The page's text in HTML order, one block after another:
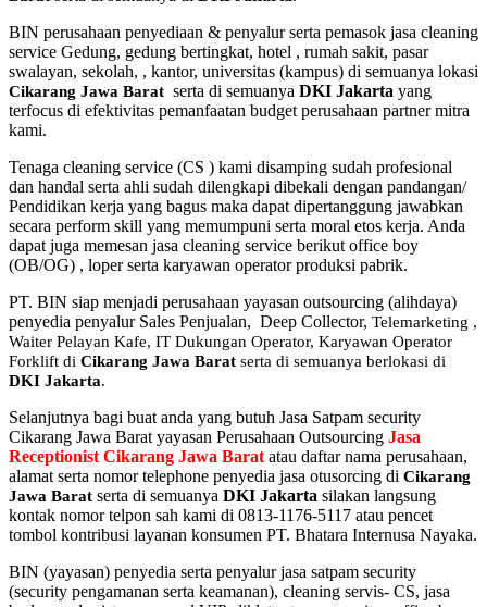
BIN perusahaan penyediaan & penyalur serta pemasok jasa cleaning
service Gedung, gedung bertingkat, hotel , rumah sakit, pasar
swalayan, sekolah, , kantor, universitas (kampus) di semuanya lokasi
Cikarang Jawa Barat serta di semuanya DKI Jakarta yang
terfocus di efektivitas pemanfaatan budget perusahaan partner mitra
kami.
Tenaga cleaning service (CS ) kami disamping sudah profesional
dan handal serta ahli sudah dilengkapi dibekali dengan pandangan/
Pendidikan kerja yang bagus maka dapat dipertanggung jawabkan
secara perform skill yang memumpuni serta moral etos kerja. Anda
dapat juga memesan jasa cleaning service berikut office boy
(OB/OG) , loper serta karyawan operator produksi pabrik.
PT. BIN siap menjadi perusahaan yayasan outsourcing (alihdaya)
penyedia penyalur Sales Penjualan, Deep Collector, Telemarketing ,
Waiter Pelayan Kafe, IT Dukungan Operator, Karyawan Operator
Forklift di Cikarang Jawa Barat serta di semuanya berlokasi di
DKI Jakarta.
Selanjutnya bagi buat anda yang butuh Jasa Satpam security
Cikarang Jawa Barat yayasan Perusahaan Outsourcing Jasa
Receptionist Cikarang Jawa Barat atau daftar nama perusahaan,
alamat serta nomor telephone penyedia jasa otusorcing di Cikarang
Jawa Barat serta di semuanya DKI Jakarta silakan langsung
kontak nomor telpon sah kami di 0813-1176-5117 atau pencet
tombol kontribusi layanan konsumen PT. Bhatara Internusa Nayaka.
BIN (yayasan) penyedia serta penyalur jasa satpam security
(security pengamanan serta keamanan), cleaning servis- CS, jasa